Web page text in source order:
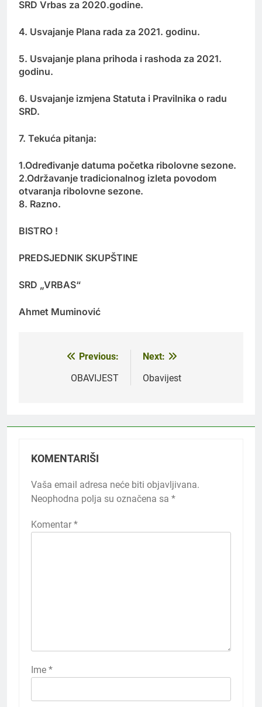
SRD Vrbas za 2020.godine.
4. Usvajanje Plana rada za 2021. godinu.
5. Usvajanje plana prihoda i rashoda za 2021.
godinu.
6. Usvajanje izmjena Statuta i Pravilnika o radu
SRD.
7. Tekuća pitanja:
1.Određivanje datuma početka ribolovne sezone.
2.Održavanje tradicionalnog izleta povodom
otvaranja ribolovne sezone.
8. Razno.
BISTRO !
PREDSJEDNIK SKUPŠTINE
SRD „VRBAS“
Ahmet Muminović
Navigacija
članaka
Previous:
OBAVIJEST
Next:
Obavijest
KOMENTARIŠI
Vaša email adresa neće biti objavljivana.
Neophodna polja su označena sa *
Komentar *
Ime *